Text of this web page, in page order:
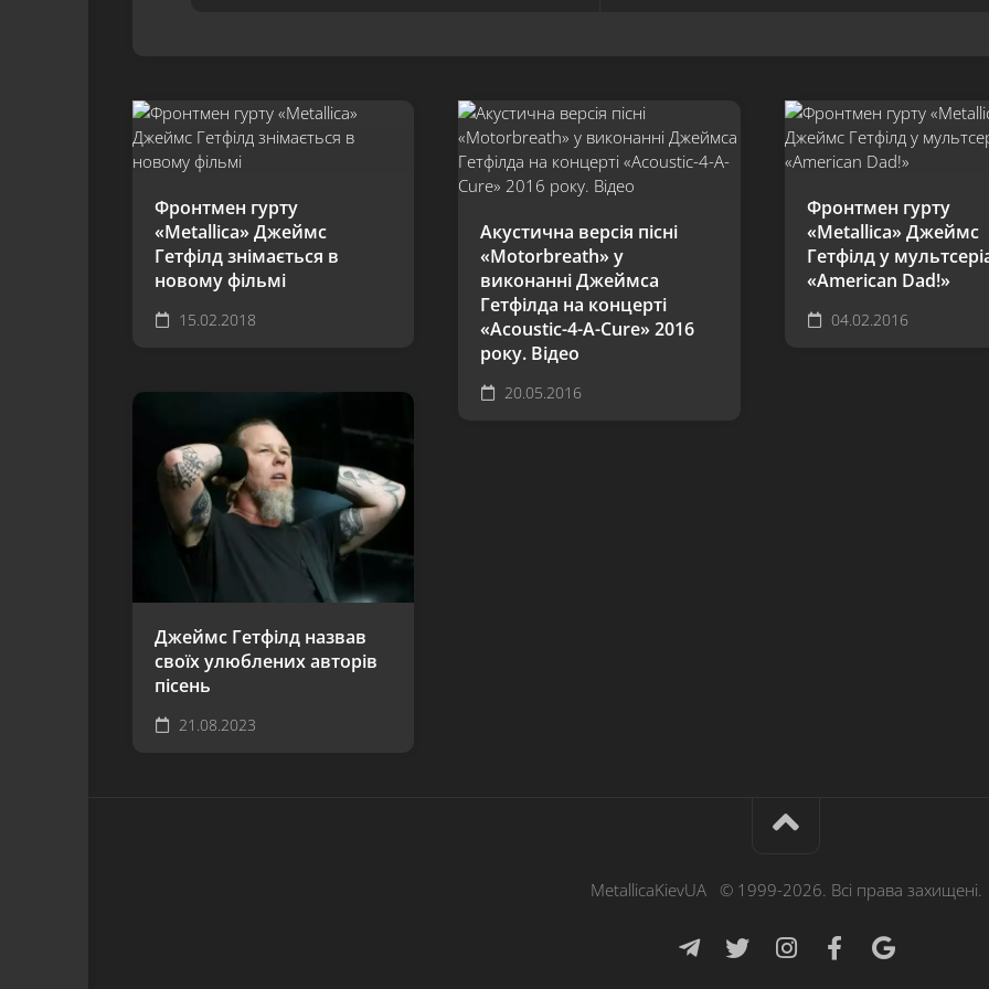
Фронтмен гурту
«Metallica» Джеймс
Гетфілд знімається в
новому фільмі
15.02.2018
Акустична версія пісні
«Motorbreath» у
виконанні Джеймса
Гетфілда на концерті
«Acoustic-4-A-Cure» 2016
року. Відео
20.05.2016
Фронтмен гурту
«Metallica» Джеймс
Гетфілд у
«American Dad!»
04.02.2016
Джеймс Гетфілд назвав
своїх улюблених авторів
пісень
21.08.2023
MetallicaKievUA © 1999-2026. Всі права захищені.